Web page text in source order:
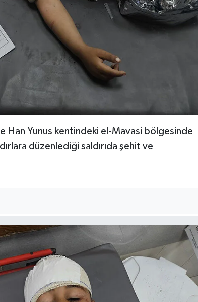
Han Yunus kentindeki el-Mavasi bölgesinde
düzenlediği saldırıda şehit ve